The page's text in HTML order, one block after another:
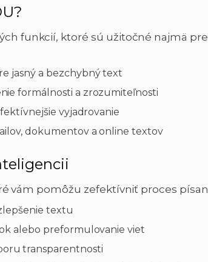
funkcií, ktoré sú užitočné najmä pre
jasný a bezchybný text
formálnosti a zrozumiteľnosti
vyjadrovanie
dokumentov a online textov
vám pomôžu zefektívniť proces
textu
alebo preformulovanie viet
transparentnosti